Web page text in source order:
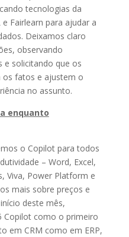
tecnologias da
Fairlearn para ajudar a
Deixamos claro
observando
e solicitando que os
os fatos e ajustem o
no assunto.
enquanto
o Copilot para todos
– Word, Excel,
Viva, Power Platform e
mais sobre preços e
deste mês,
Copilot como o primeiro
em CRM como em ERP,